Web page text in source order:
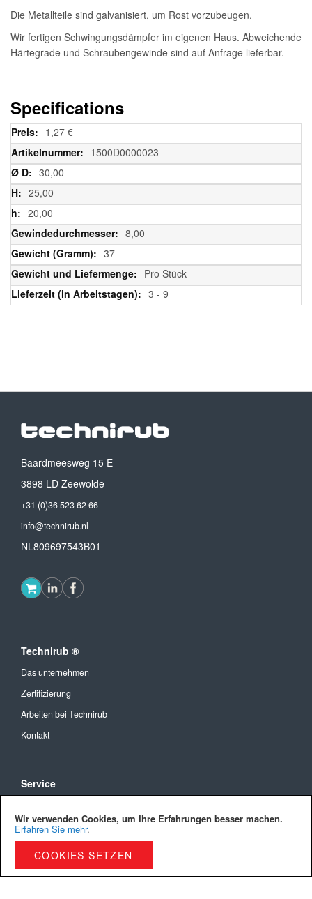
Wir verwenden Cookies, um Ihre Erfahrungen besser machen.
Erfahren Sie mehr.
COOKIES SETZEN
Die Metallteile sind galvanisiert, um Rost vorzubeugen.
Wir fertigen Schwingungsdämpfer im eigenen Haus. Abweichende
Härtegrade und Schraubengewinde sind auf Anfrage lieferbar.
Specifications
Weitere
Informationen
1,27 €
1500D0000023
30,00
25,00
20,00
8,00
37
Pro Stück
3 - 9
Baardmeesweg 15 E
3898 LD Zeewolde
+31 (0)36 523 62 66
info@technirub.nl
NL809697543B01
Technirub ®
Das unternehmen
Zertifizierung
Arbeiten bei Technirub
Kontakt
Service
Versandkosten und Lieferung
Privacy Policy